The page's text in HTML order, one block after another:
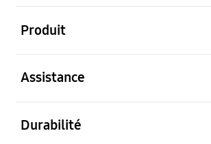
Produit
Assistance
Durabilité